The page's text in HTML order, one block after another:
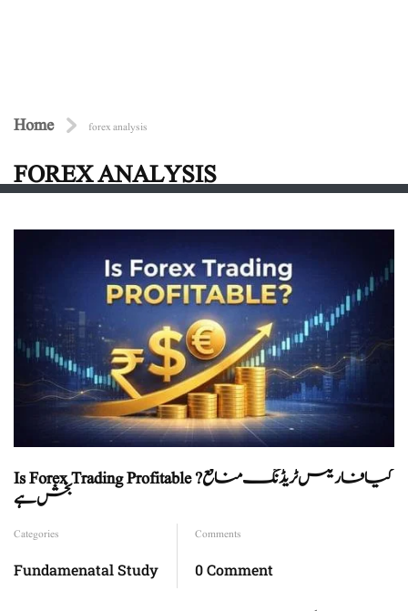
Home forex analysis
FOREX ANALYSIS
Is Forex Trading Profitable ?کیا فاریکس ٹریڈنگ منافع
بخش ہے
Categories
Fundamenatal Study
Comments
0 Comment